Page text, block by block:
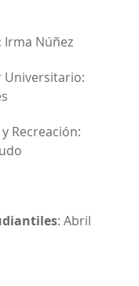
Irma Núñez
Universitario:
Recreación:
: Abril